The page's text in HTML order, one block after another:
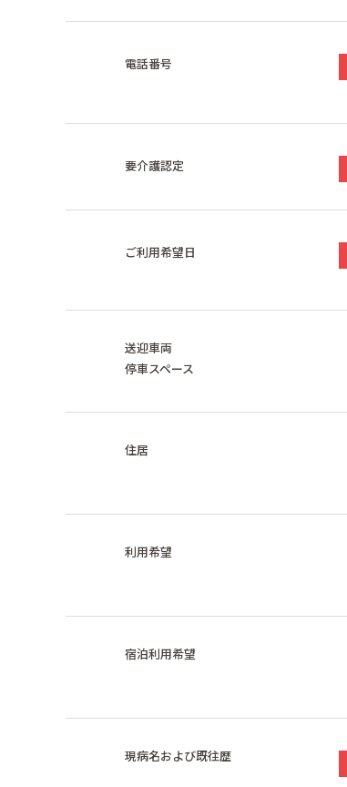
電話番号
要介護認定
ご利用希望日
送迎車両
停車スペース
住居
利用希望
宿泊利用希望
現病名および既往歴